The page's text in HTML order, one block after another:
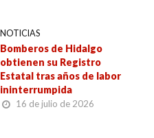
NOTICIAS
Bomberos de Hidalgo
obtienen su Registro
Estatal tras años de labor
ininterrumpida
16 de julio de 2026